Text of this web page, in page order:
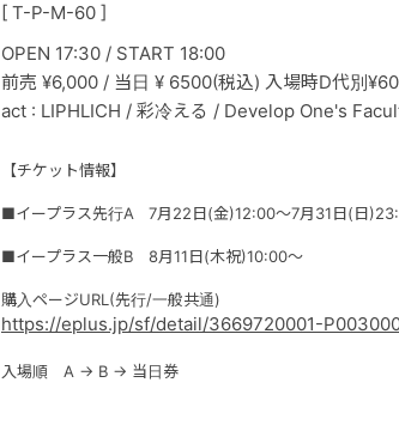
[ T-P-M-60 ]
OPEN 17:30 / START 18:00
前売 ¥6,000 / 当日 ¥ 6500(税込) 入場時D代別
act : LIPHLICH / 彩冷える / Develop One's
【チケット情報】
■イープラス先行A 7月22日(金)12:00〜7月31日(日
■イープラス一般B 8月11日(木祝)10:00〜
購入ページURL(先行/一般共通)
https://eplus.jp/sf/detail/3669720001-
入場順 A → B → 当日券